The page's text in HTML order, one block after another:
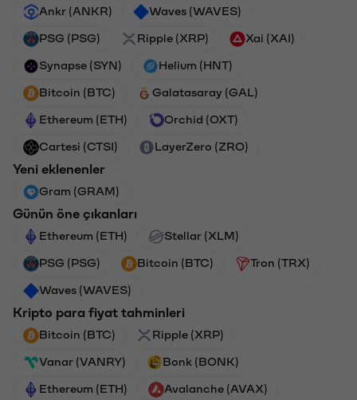
Ankr (ANKR) Waves (WAVES)
PSG (PSG) Ripple (XRP) Xai (XAI)
Synapse (SYN) Helium (HNT)
Bitcoin (BTC) Galatasaray (GAL)
Ethereum (ETH) Orchid (OXT)
Cartesi (CTSI) LayerZero (ZRO)
Yeni eklenenler
Gram (GRAM)
Günün öne çıkanları
Ethereum (ETH) Stellar (XLM)
PSG (PSG) Bitcoin (BTC) Tron (TRX)
Waves (WAVES)
Kripto para fiyat tahminleri
Bitcoin (BTC) Ripple (XRP)
Vanar (VANRY) Bonk (BONK)
Ethereum (ETH) Avalanche (AVAX)